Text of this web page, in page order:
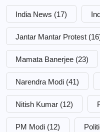
India News (17)
Jantar Mantar Protest
Mamata Banerjee (23)
Narendra Modi (41)
Nitish Kumar (12)
PM Modi (12)